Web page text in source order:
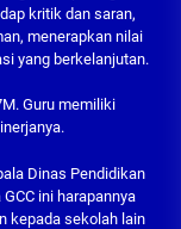
kritik dan saran,
menerapkan nilai
yang berkelanjutan.
Guru memiliki
Dinas Pendidikan
ini harapannya
kepada sekolah lain